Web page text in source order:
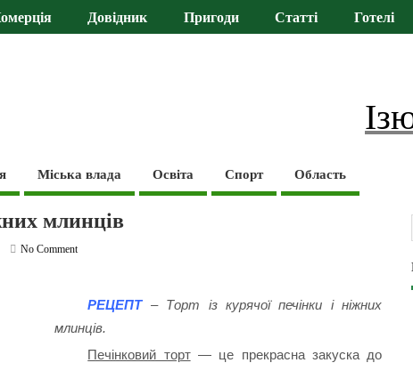
Довідник Пригоди Статті Готелі
Міська влада Освіта Спорт Область
млинців
No Comment
РЕЦЕПТ– Торт із курячої печінки і ніжних
млинців.
Печінковий торт— це прекрасна закуска до